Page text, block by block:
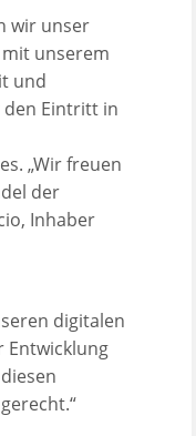
wir unser
unserem
und
den Eintritt in
„Wir freuen
der
Inhaber
digitalen
Entwicklung